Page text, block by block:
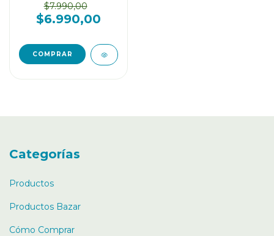
$7.990,00
$6.990,00
Categorías
Productos
Productos Bazar
Cómo Comprar